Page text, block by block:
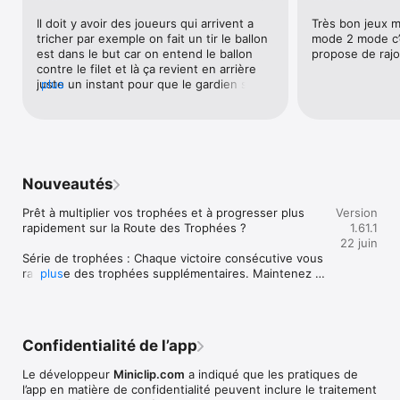
Prérequis : iPhone 4S ou plus récent, iPod Touch 5e
génération, iPad 2 ou plus récent
Ce jeu requiert une connexion internet pour pouvoir jouer
Ce jeu inclut des achats en jeu facultatifs (comprend des
Nous suivre sur Twitter : http://twitter.com/miniclip
------------------------------------
En savoir plus sur Miniclip : http://www.miniclip.com
CONDITIONS GÉNÉRALES : http://www.miniclip.com/terms-
and-conditions
POLITIQUE DE CONFIDENTIALITÉ :
https://www.miniclip.com/privacy-policy
Il doit y avoir des joueurs qui arrivent a
tricher par exemple on fait un tir le ballon
est dans le but car on entend le ballon
contre le filet et là ça revient en arrière
juste un instant pour que le gardien sache
porter plainte et faire fermer l’application
C pénible
plus
Très bon jeux
mode 2 mode
propose de
Nouveautés
Prêt à multiplier vos trophées et à progresser plus
rapidement sur la Route des Trophées ?
Série de trophées : Chaque victoire consécutive vous
rapporte des trophées supplémentaires. Maintenez
progressivement et n'est peut-être pas encore
Correctifs : Plantages résolus et bugs corrigés pour
plus
Version
1.61.1
22 juin
Confidentialité de l’app
Le développeur Miniclip.com a indiqué que les pratiques de
l’app en matière de confidentialité peuvent inclure le traitement